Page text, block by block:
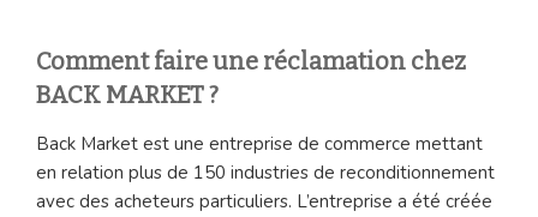
Comment faire une réclamation chez
BACK MARKET ?
Back Market est une entreprise de commerce mettant
en relation plus de 150 industries de reconditionnement
avec des acheteurs particuliers. L’entreprise a été créée